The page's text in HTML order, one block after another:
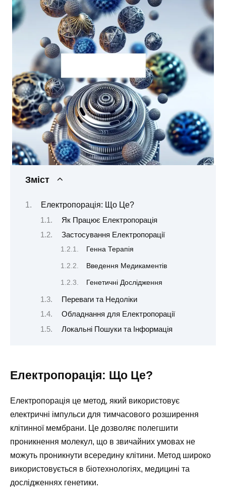
Зміст
Електропорація: Що Це?
Як Працює Електропорація
Застосування Електропорації
Генна Терапія
Введення Медикаментів
Генетичні Дослідження
Переваги та Недоліки
Обладнання для Електропорації
Локальні Пошуки та Інформація
Електропорація: Що Це?
Електропорація це метод, який використовує
електричні імпульси для тимчасового розширення
клітинної мембрани. Це дозволяє полегшити
проникнення молекул, що в звичайних умовах не
можуть проникнути всередину клітини. Метод широко
використовується в біотехнологіях, медицині та
дослідженнях генетики.